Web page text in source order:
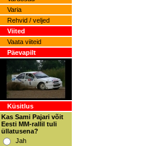
Varia
Rehvid / veljed
Viited
Vaata viiteid
Päevapilt
Küsitlus
Kas Sami Pajari võit
Eesti MM-rallil tuli
üllatusena?
Jah